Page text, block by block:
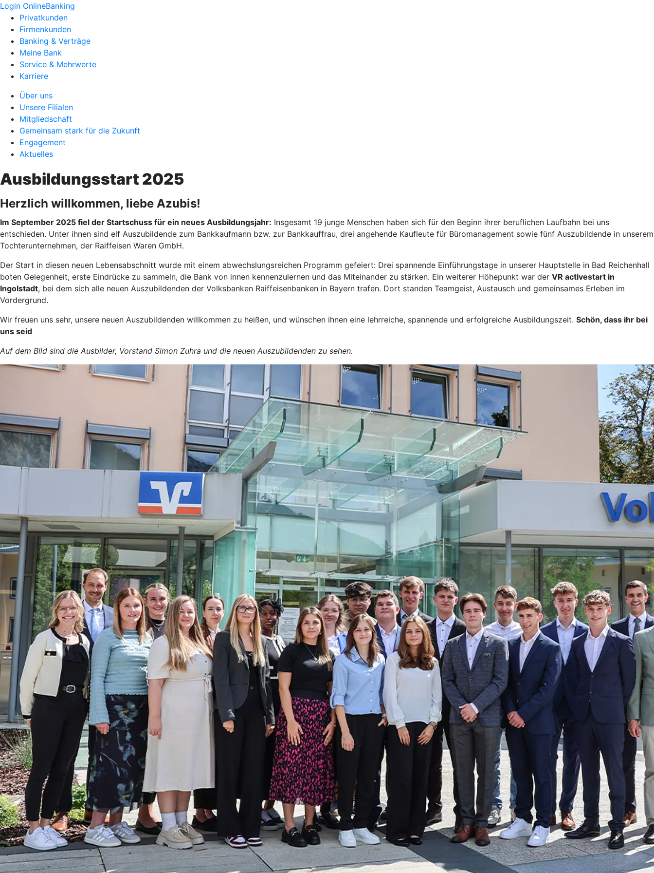
Login OnlineBanking
Privatkunden
Firmenkunden
Banking & Verträge
Meine Bank
Service & Mehrwerte
Karriere
Über uns
Unsere Filialen
Mitgliedschaft
Gemeinsam stark für die Zukunft
Engagement
Aktuelles
Ausbildungsstart 2025
Herzlich willkommen, liebe Azubis!
Im September 2025 fiel der Startschuss für ein neues Ausbildungsjahr: Insgesamt 19 junge Menschen haben sich für den Beginn ihrer beruflichen Laufbahn bei uns
entschieden. Unter ihnen sind elf Auszubildende zum Bankkaufmann bzw. zur Bankkauffrau, drei angehende Kaufleute für Büromanagement sowie fünf Auszubildende in unserem
Tochterunternehmen, der Raiffeisen Waren GmbH.
Der Start in diesen neuen Lebensabschnitt wurde mit einem abwechslungsreichen Programm gefeiert: Drei spannende Einführungstage in unserer Hauptstelle in Bad Reichenhall
boten Gelegenheit, erste Eindrücke zu sammeln, die Bank von innen kennenzulernen und das Miteinander zu stärken. Ein weiterer Höhepunkt war der VR activestart in
Ingolstadt, bei dem sich alle neuen Auszubildenden der Volksbanken Raiffeisenbanken in Bayern trafen. Dort standen Teamgeist, Austausch und gemeinsames Erleben im
Vordergrund.
Wir freuen uns sehr, unsere neuen Auszubildenden willkommen zu heißen, und wünschen ihnen eine lehrreiche, spannende und erfolgreiche Ausbildungszeit. Schön, dass ihr bei
uns seid
Auf dem Bild sind die Ausbilder, Vorstand Simon Zuhra und die neuen Auszubildenden zu sehen.